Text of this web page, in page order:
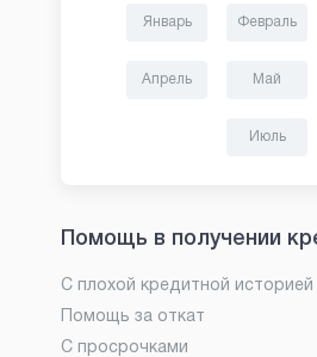
Январь Февраль
Апрель Май
Июль
Помощь в получении
С плохой кредитной историей
Помощь за откат
С просрочками